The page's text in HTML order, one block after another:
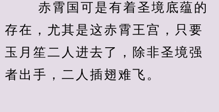
赤霄国可是有着圣境底蕴的
存在，尤其是这赤霄王宫，只要
玉月笙二人进去了，除非圣境强
者出手，二人插翅难飞。